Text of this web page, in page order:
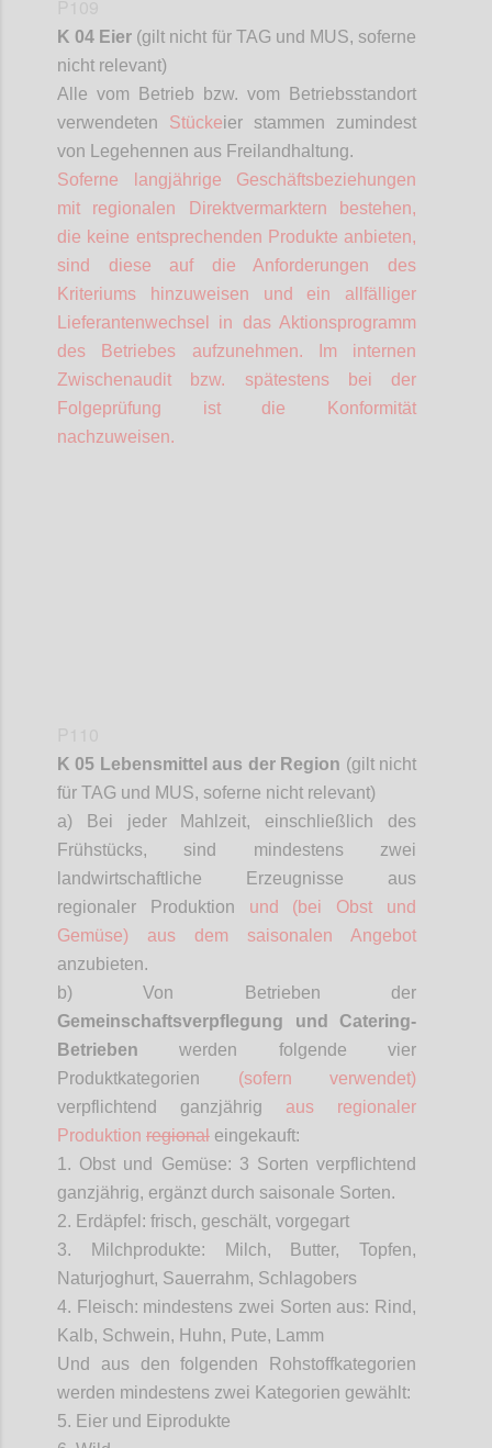
K 04 Eier (gilt nicht für TAG und MUS, soferne
nicht relevant)
Alle vom Betrieb bzw. vom Betriebsstandort
verwendeten Stückeier stammen zumindest
von Legehennen aus Freilandhaltung.
Soferne langjährige Geschäftsbeziehungen
mit regionalen
Direktvermarktern bestehen,
die keine entsprechenden Produkte anbieten,
sind diese auf die Anforderungen des
Kriteriums hinzuweisen und ein allfälliger
Lieferantenwechsel in das Aktionsprogramm
des Betriebes aufzunehmen. Im internen
Zwischenaudit bzw. spätestens bei der
Folgeprüfung ist die Konformität
nachzuweisen.
K 05 Lebensmittel aus der Region (gilt nicht
für TAG und MUS, soferne nicht relevant)
a) Bei jeder Mahlzeit, einschließlich des
Frühstücks, sind mindestens zwei
landwirtschaftliche Erzeugnisse aus
regionaler Produktion und (bei Obst und
Gemüse) aus dem saisonalen Angebot
anzubieten.
b) Von Betrieben der
Gemeinschaftsverpflegung und Catering-
Betrieben werden folgende vier
Produktkategorien (sofern verwendet)
verpflichtend ganzjährig aus regionaler
Produktion regional eingekauft:
1. Obst und Gemüse: 3 Sorten verpflichtend
ganzjährig, ergänzt durch saisonale Sorten.
2. Erdäpfel: frisch, geschält, vorgegart
3. Milchprodukte: Milch, Butter, Topfen,
Naturjoghurt, Sauerrahm, Schlagobers
4. Fleisch: mindestens zwei Sorten aus: Rind,
Kalb, Schwein, Huhn, Pute, Lamm
Und aus den folgenden Rohstoffkategorien
werden mindestens zwei Kategorien gewählt:
5. Eier und Eiprodukte